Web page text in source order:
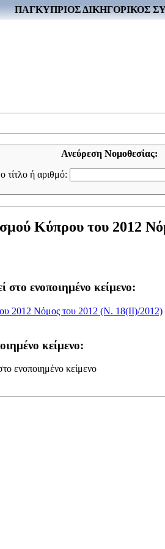
ΠΑΓΚΥΠΡΙΟΣ ΔΙΚΗΓΟΡΙΚΟΣ
Ανεύρεση Νομοθεσίας:
τίτλο ή αριθμό:
Κύπρου του 2012
στο ενοποιημένο κείμενο:
2012 Νόμος του 2012 (Ν. 18(II)/2012)
κείμενο:
ενοποιημένο κείμενο